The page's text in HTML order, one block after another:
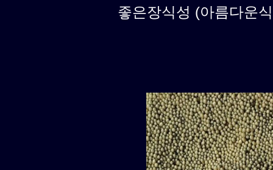
좋은장식성 (아름다운